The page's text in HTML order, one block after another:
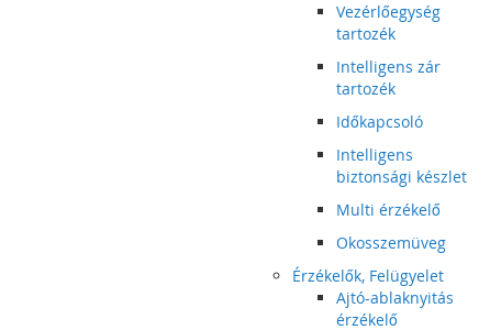
Vezérlőegység
tartozék
Intelligens zár
tartozék
Időkapcsoló
Intelligens
biztonsági készlet
Multi érzékelő
Okosszemüveg
Érzékelők, Felügyelet
Ajtó-ablaknyitás
érzékelő